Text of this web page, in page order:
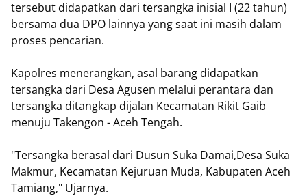
tersebut didapatkan dari tersangka inisial I (22 tahun)
bersama dua DPO lainnya yang saat ini masih dalam
proses pencarian.
Kapolres menerangkan, asal barang didapatkan
tersangka dari Desa Agusen melalui perantara dan
tersangka ditangkap dijalan Kecamatan Rikit Gaib
menuju Takengon - Aceh Tengah.
"Tersangka berasal dari Dusun Suka Damai,Desa Suka
Makmur, Kecamatan Kejuruan Muda, Kabupaten Aceh
Tamiang," Ujarnya.